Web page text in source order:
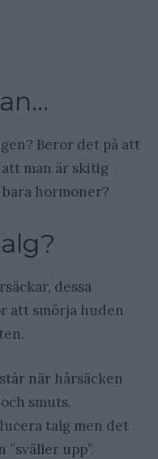
Beror det på att
man är skitig
hormoner?
dessa
att smörja huden
när hårsäcken
smuts.
talg men det
upp”.